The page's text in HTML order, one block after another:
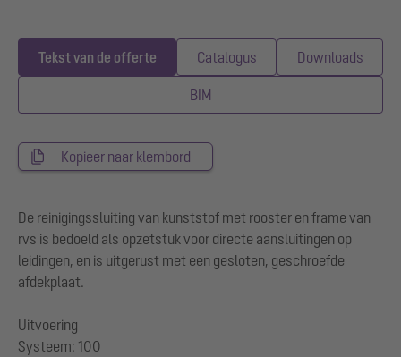
Tekst van de offerte Catalogus Downloads
BIM
Kopieer naar klembord
De reinigingssluiting van kunststof met rooster en frame van
rvs is bedoeld als opzetstuk voor directe aansluitingen op
leidingen, en is uitgerust met een gesloten, geschroefde
afdekplaat.
Uitvoering
Systeem: 100